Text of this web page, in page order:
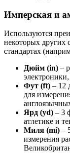
Имперская и
Используются
некоторых других
стандартах
Дюйм (in) –
Фут (ft) – 12
для
Ярд (yd) – 3
атлетике и
Миля (mi) –
измерения